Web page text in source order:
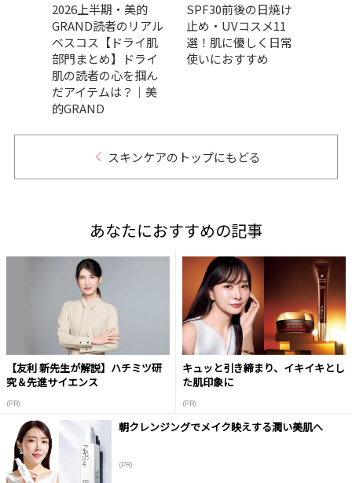
2026上半期・美的
GRAND読者のリアル
ベスコス【ドライ肌
部門まとめ】ドライ
肌の読者の心を掴ん
だアイテムは？｜美
的GRAND
SPF30前後の日焼け
止め・UVコスメ11
選！肌に優しく日常
使いにおすすめ
スキンケアのトップにもどる
あなたにおすすめの記事
【友利 新先生が解説】ハチミツ研
究＆先進サイエンス
(PR)
キュッと引き締まり、イキイキとし
た肌印象に
(PR)
朝クレンジングでメイク映えする潤い美肌へ
(PR)